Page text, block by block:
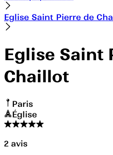
Eglise Saint Pierre de
Eglise Saint
Chaillot
Paris
Église
2 avis